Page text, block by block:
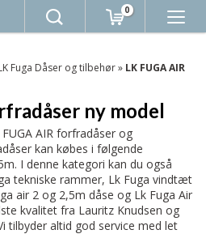
0
Fuga Dåser og tilbehør» LK FUGA AIR
ny model
AIR forfradåser og
kan købes i følgende
I denne kategori kan du også
tekniske rammer, Lk Fuga vindtæt
air 2 og 2,5m dåse og Lk Fuga Air
kvalitet fra Lauritz Knudsen og
tilbyder altid god service med let